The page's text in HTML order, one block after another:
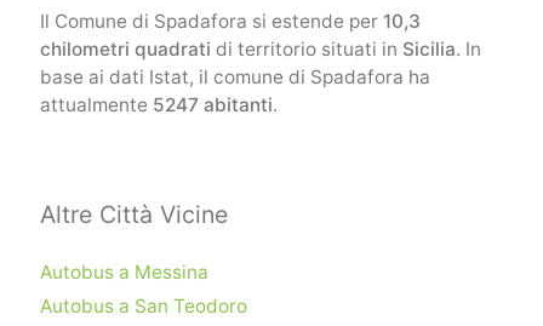
Il Comune di Spadafora si estende per 10,3
chilometri quadrati di territorio situati in Sicilia. In
base ai dati Istat, il comune di Spadafora ha
attualmente 5247 abitanti.
Altre Città Vicine
Autobus a Messina
Autobus a San Teodoro